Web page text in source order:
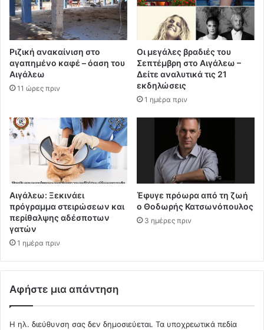
Ριζική ανακαίνιση στο
αγαπημένο καφέ – όαση του
Αιγάλεω
11 ώρες πριν
Οι μεγάλες βραδιές του
Σεπτέμβρη στο Αιγάλεω –
Δείτε αναλυτικά τις 21
εκδηλώσεις
1 ημέρα πριν
Αιγάλεω: Ξεκινάει
πρόγραμμα στειρώσεων και
περίθαλψης αδέσποτων
γατών
1 ημέρα πριν
Έφυγε πρόωρα από τη ζωή
ο Θοδωρής Κατσωνόπουλος
3 ημέρες πριν
Αφήστε μια απάντηση
Η ηλ. διεύθυνση σας δεν δημοσιεύεται. Τα υποχρεωτικά πεδία